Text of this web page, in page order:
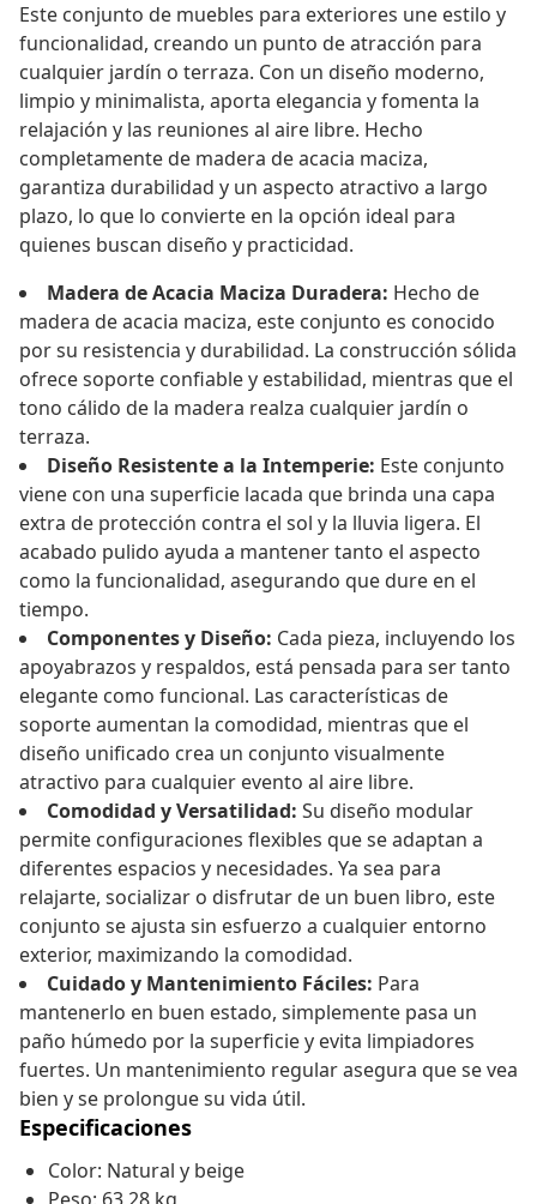
Este conjunto de muebles para exteriores une estilo y
funcionalidad, creando un punto de atracción para
cualquier jardín o terraza. Con un diseño moderno,
limpio y minimalista, aporta elegancia y fomenta la
relajación y las reuniones al aire libre. Hecho
completamente de madera de acacia maciza,
garantiza durabilidad y un aspecto atractivo a largo
plazo, lo que lo convierte en la opción ideal para
quienes buscan diseño y practicidad.
Madera de Acacia Maciza Duradera: Hecho de
madera de acacia maciza, este conjunto es conocido
por su resistencia y durabilidad. La construcción sólida
ofrece soporte confiable y estabilidad, mientras que el
tono cálido de la madera realza cualquier jardín o
terraza.
Diseño Resistente a la Intemperie: Este conjunto
viene con una superficie lacada que brinda una capa
extra de protección contra el sol y la lluvia ligera. El
acabado pulido ayuda a mantener tanto el aspecto
como la funcionalidad, asegurando que dure en el
tiempo.
Componentes y Diseño: Cada pieza, incluyendo los
apoyabrazos y respaldos, está pensada para ser tanto
elegante como funcional. Las características de
soporte aumentan la comodidad, mientras que el
diseño unificado crea un conjunto visualmente
atractivo para cualquier evento al aire libre.
Comodidad y Versatilidad: Su diseño modular
permite configuraciones flexibles que se adaptan a
diferentes espacios y necesidades. Ya sea para
relajarte, socializar o disfrutar de un buen libro, este
conjunto se ajusta sin esfuerzo a cualquier entorno
exterior, maximizando la comodidad.
Cuidado y Mantenimiento Fáciles: Para
mantenerlo en buen estado, simplemente pasa un
paño húmedo por la superficie y evita limpiadores
fuertes. Un mantenimiento regular asegura que se vea
bien y se prolongue su vida útil.
Especificaciones
Color: Natural y beige